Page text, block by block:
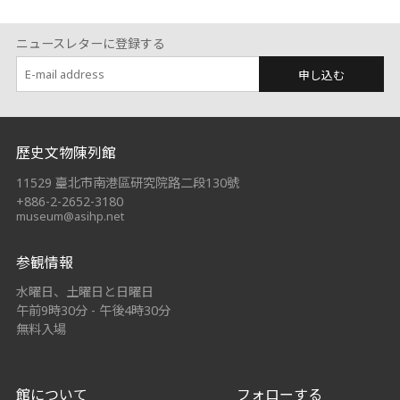
ニュースレターに登録する
申し込む
:::
歷史文物陳列館
11529 臺北市南港區研究院路二段130號
+886-2-2652-3180
museum@asihp.net
参観情報
水曜日、土曜日と日曜日
午前9時30分 - 午後4時30分
無料入場
館について フォローする